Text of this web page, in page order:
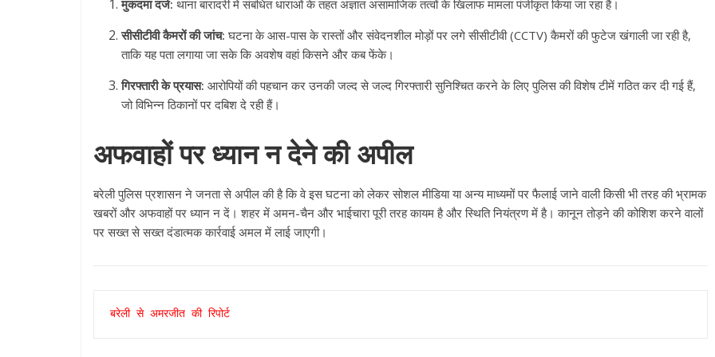
मुकदमा दर्ज: थाना बारादरी में संबंधित धाराओं के तहत अज्ञात असामाजिक तत्वों के खिलाफ मामला पंजीकृत किया जा रहा है।
सीसीटीवी कैमरों की जांच: घटना के आस-पास के रास्तों और संवेदनशील मोड़ों पर लगे सीसीटीवी (CCTV) कैमरों की फुटेज खंगाली जा रही है,
ताकि यह पता लगाया जा सके कि अवशेष वहां किसने और कब फेंके।
गिरफ्तारी के प्रयास: आरोपियों की पहचान कर उनकी जल्द से जल्द गिरफ्तारी सुनिश्चित करने के लिए पुलिस की विशेष टीमें गठित कर दी गई हैं,
जो विभिन्न ठिकानों पर दबिश दे रही हैं।
अफवाहों पर ध्यान न देने की अपील
बरेली पुलिस प्रशासन ने जनता से अपील की है कि वे इस घटना को लेकर सोशल मीडिया या अन्य माध्यमों पर फैलाई जाने वाली किसी भी तरह की भ्रामक
खबरों और अफवाहों पर ध्यान न दें। शहर में अमन-चैन और भाईचारा पूरी तरह कायम है और स्थिति नियंत्रण में है। कानून तोड़ने की कोशिश करने वालों
पर सख्त से सख्त दंडात्मक कार्रवाई अमल में लाई जाएगी।
बरेली से अमरजीत की रिपोर्ट